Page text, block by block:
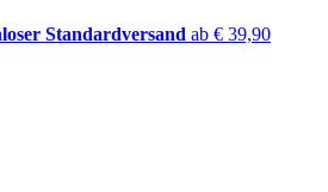
Standardversand ab € 39,90